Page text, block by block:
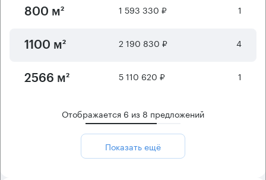
800 м² 1 593 330 ₽ 1
1100 м² 2 190 830 ₽ 4
2566 м² 5 110 620 ₽ 1
Отображается 6 из 8 предложений
Показать ещё